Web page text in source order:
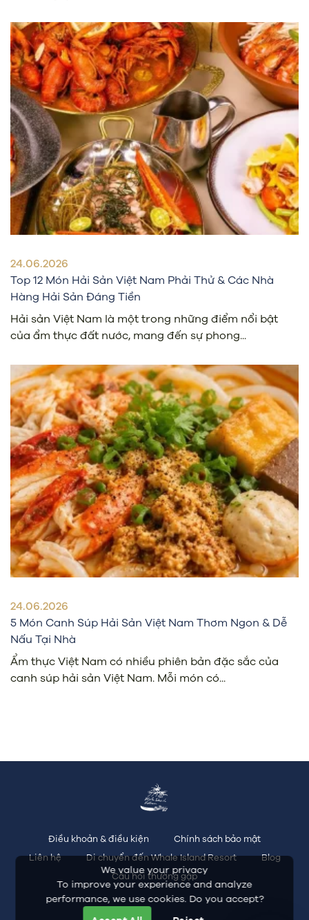
24.06.2026
Top 12 Món Hải Sản Việt Nam Phải Thử & Các Nhà
Hàng Hải Sản Đáng Tiền
Hải sản Việt Nam là một trong những điểm nổi bật
của ẩm thực đất nước, mang đến sự phong...
24.06.2026
5 Món Canh Súp Hải Sản Việt Nam Thơm Ngon & Dễ
Nấu Tại Nhà
Ẩm thực Việt Nam có nhiều phiên bản đặc sắc của
canh súp hải sản Việt Nam. Mỗi món có...
Điều khoản & điều kiện
Chính sách bảo mật
Liên hệ
Di chuyển đến Whale Island Resort
Blog
Câu hỏi thường gặp
We value your privacy
To improve your experience and analyze
performance, we use cookies. Do you accept?